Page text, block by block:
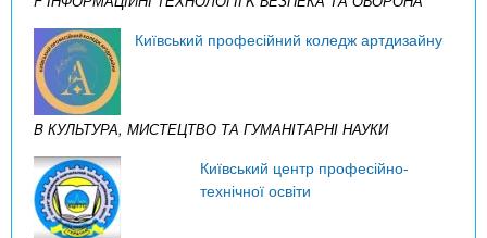
Київський професійний коледж артдизайну
B КУЛЬТУРА, МИСТЕЦТВО ТА ГУМАНІТАРНІ НАУКИ
Київський центр професійно-
технічної освіти